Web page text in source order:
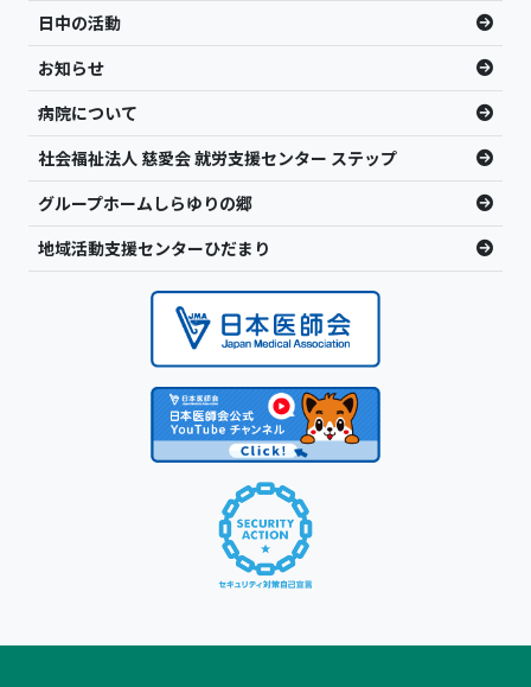
日中の活動
お知らせ
病院について
社会福祉法人 慈愛会 就労支援センター ステップ
グループホームしらゆりの郷
地域活動支援センターひだまり